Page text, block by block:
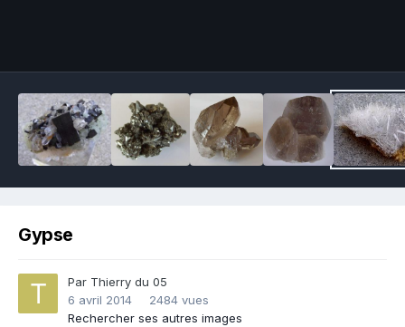
Gypse
Par Thierry du 05
6 avril 2014
2484 vues
Rechercher ses autres images